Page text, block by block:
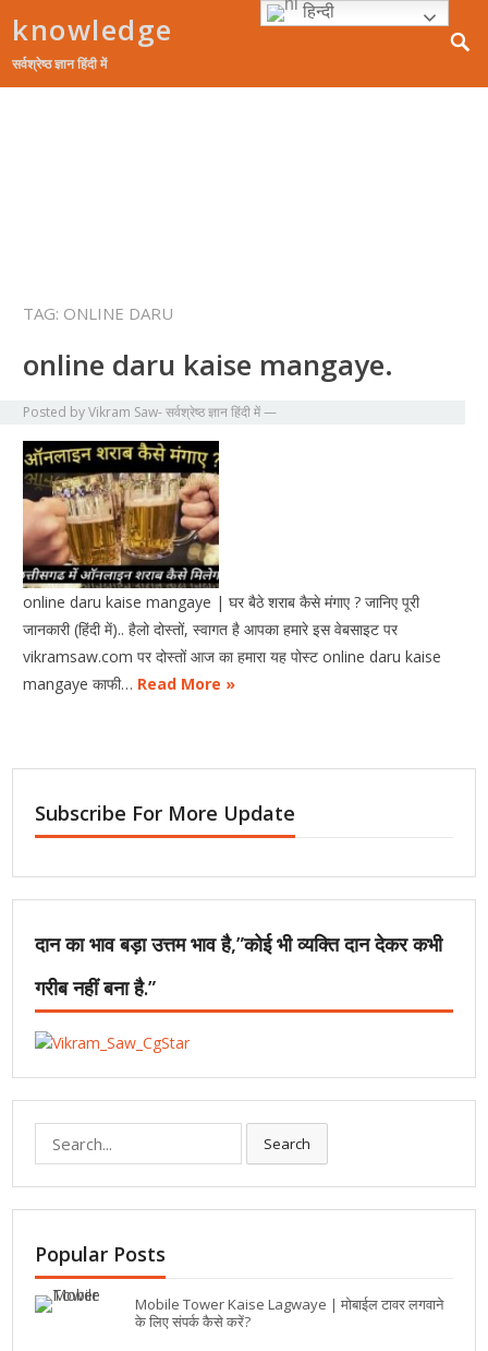
knowledge
सर्वश्रेष्ठ ज्ञान हिंदी में
TAG: ONLINE DARU
online daru kaise mangaye.
Posted byVikram Saw- सर्वश्रेष्ठ ज्ञान हिंदी में—
online daru kaise mangaye | घर बैठे शराब कैसे मंगाए ? जानिए पूरी
जानकारी (हिंदी में).. हैलो दोस्तों, स्वागत है आपका हमारे इस वेबसाइट पर
vikramsaw.com पर दोस्तों आज का हमारा यह पोस्ट online daru kaise
mangaye काफी… Read More »
Subscribe For More Update
दान का भाव बड़ा उत्तम भाव है,”कोई भी व्यक्ति दान देकर कभी
गरीब नहीं बना है.”
Search
Popular Posts
Mobile Tower Kaise Lagwaye | मोबाईल टावर लगवाने
के लिए संपर्क कैसे करें?
हिन्दी